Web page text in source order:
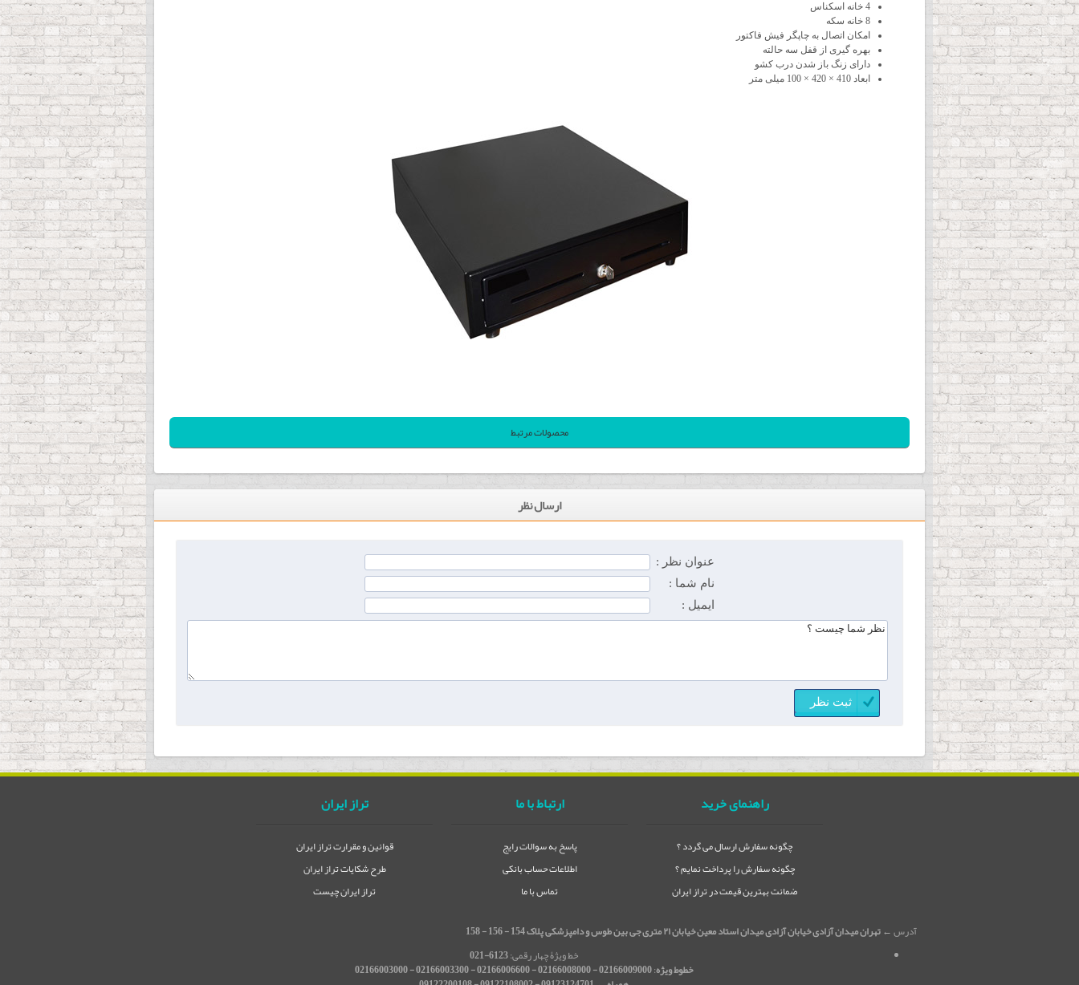
4 خانه اسکناس
8 خانه سکه
امکان اتصال به چاپگر فیش فاکتور
بهره گیری از قفل سه حالته
دارای زنگ باز شدن درب کشو
ابعاد 410 × 420 × 100 میلی متر
محصولات مرتبط
ارسال نظر
عنوان نظر :
نام شما :
ایمیل :
راهنمای خرید
چگونه سفارش ارسال می گردد ؟
چگونه سفارش را پرداخت نمایم ؟
ضمانت بهترین قیمت در تراز ایران
ارتباط با ما
پاسخ به سوالات رایج
اطلاعات حساب بانکی
تماس با ما
تراز ایران
قوانین و مقرارت تراز ایران
طرح شکایات تراز ایران
تراز ایران چیست
آدرس ←تهران میدان آزادی خیابان آزادی میدان استاد معین خیابان ۲۱ متری جی بین طوس و دامپزشکی پلاک 154 - 156 - 158
خط ویژۀ چهار رقمی:6123-021
خطوط ویژه:
02166009000 - 02166008000 - 02166006600 - 02166003300 - 02166003000